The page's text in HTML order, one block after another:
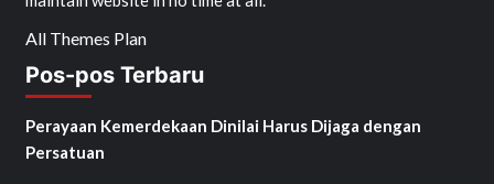
All Themes Plan
Pos-pos Terbaru
Perayaan Kemerdekaan Dinilai Harus Dijaga dengan
Persatuan